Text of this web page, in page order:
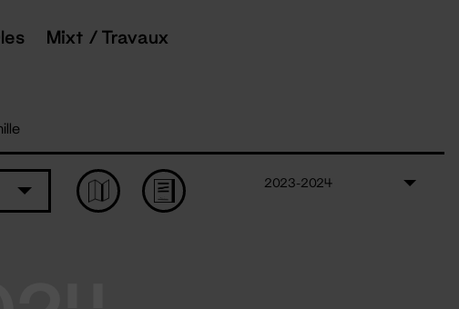
Mixt / Travaux
2023-2024